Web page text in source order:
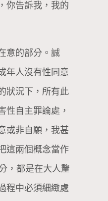
你告訴我，我的
意的部分。誠
年人沒有性同意
狀況下，所有此
性自主罪論處，
或非自願，我甚
這兩個概念當作
，都是在大人釐
程中必須細緻處